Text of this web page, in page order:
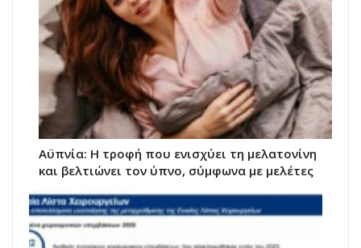
Αϋπνία: Η τροφή που ενισχύει τη μελατονίνη
και βελτιώνει τον ύπνο, σύμφωνα με μελέτες